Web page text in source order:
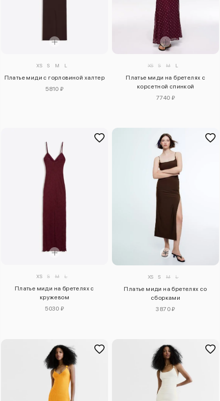
XS S M L
Платье миди с горловиной халтер
5810 ₽
XS S M L
Платье миди на бретелях с
корсетной спинкой
7740 ₽
XS S M L
Платье миди на бретелях с
кружевом
5030 ₽
XS S M L
Платье миди на бретелях со
сборками
3870 ₽